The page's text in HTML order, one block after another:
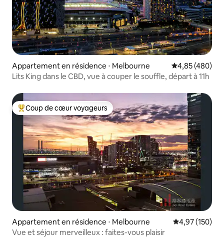
Appartement en résidence ⋅ Melbourne Évaluation
4,85 (480)
Lits King dans le CBD, vue à couper le souffle, départ à 11h
Coups de cœur voyageurs les plus appréciés
Coup de cœur voyageurs
Appartement en résidence ⋅ Melbourne Évaluation
4,97 (150)
Vue et séjour merveilleux : faites-vous plaisir